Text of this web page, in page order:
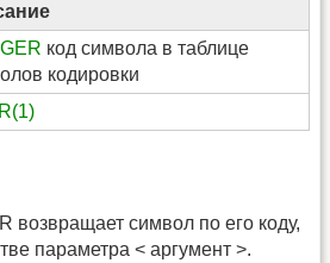
код символа в таблице
кодировки
возвращает символ по его коду,
параметра < аргумент >.